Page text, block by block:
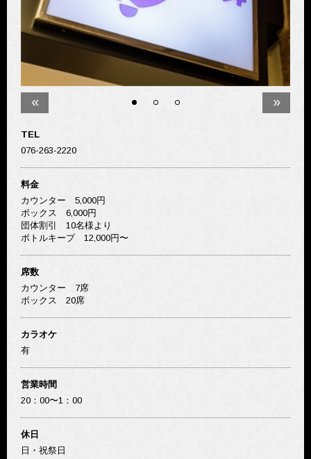
« »
TEL
076-263-2220
料金
カウンター 5,000円
ボックス 6,000円
団体割引 10名様より
ボトルキープ 12,000円〜
席数
カウンター 7席
ボックス 20席
カラオケ
有
営業時間
20：00〜1：00
休日
日・祝祭日